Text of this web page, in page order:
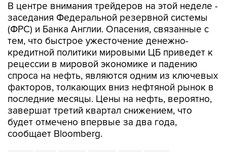
В центре внимания трейдеров на этой неделе -
заседания Федеральной резервной системы
(ФРС) и Банка Англии. Опасения, связанные с
тем, что быстрое ужесточение денежно-
кредитной политики мировыми ЦБ приведет к
рецессии в мировой экономике и падению
спроса на нефть, являются одним из ключевых
факторов, толкающих вниз нефтяной рынок в
последние месяцы. Цены на нефть, вероятно,
завершат третий квартал снижением, что
будет отмечено впервые за два года,
сообщает Bloomberg.